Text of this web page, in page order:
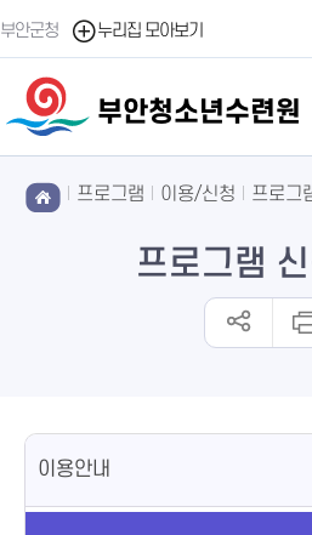
부안군청 누리집 모아보기
부안청소년수련원
프로그램 이용/신청 프로그
프로그램
이용안내